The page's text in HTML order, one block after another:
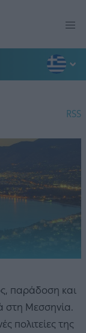
RSS
παράδοση και
στη Μεσσηνία.
πολιτείες της